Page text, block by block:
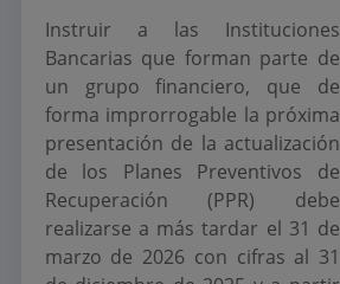
Instruir a las Instituciones
Bancarias que forman parte de
un grupo financiero, que de
forma improrrogable la próxima
presentación de la actualización
de los Planes Preventivos de
Recuperación (PPR) debe
realizarse a más tardar el 31 de
marzo de 2026 con cifras al 31